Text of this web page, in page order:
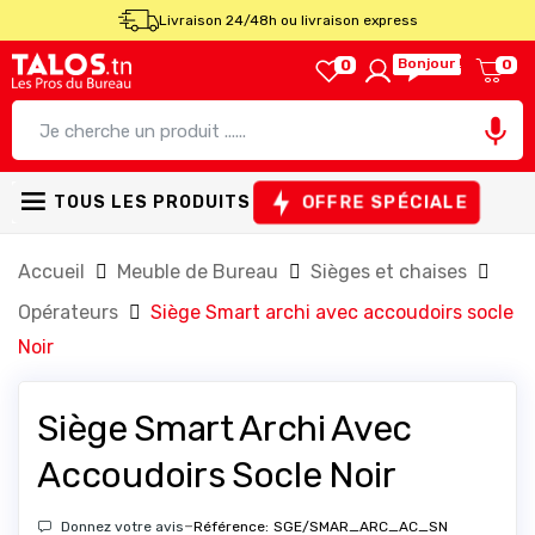
Livraison 24/48h ou livraison express
0 Bonjour ! 0

TOUS LES PRODUITS OFFRE SPÉCIALE
Accueil Meuble de Bureau
Sièges et chaises
Opérateurs
Siège Smart archi avec accoudoirs socle
Noir
Siège Smart Archi Avec
Accoudoirs Socle Noir
Donnez votre avis-Référence: SGE/SMAR_ARC_AC_SN